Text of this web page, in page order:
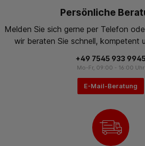
Persönliche
Melden Sie sich gerne per Telefon
wir beraten Sie schnell, kompetent
+49 7545 933 9945
Mo-Fr, 09:00 - 16:00 Uhr
E-Mail-Beratung